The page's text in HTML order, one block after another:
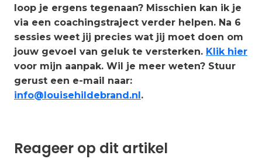
loop je ergens tegenaan? Misschien kan ik je
via een coachingstraject verder helpen. Na 6
sessies weet jij precies wat jij moet doen om
jouw gevoel van geluk te versterken. Klik hier
voor mijn aanpak. Wil je meer weten? Stuur
gerust een e-mail naar:
info@louisehildebrand.nl .
Reageer op dit artikel